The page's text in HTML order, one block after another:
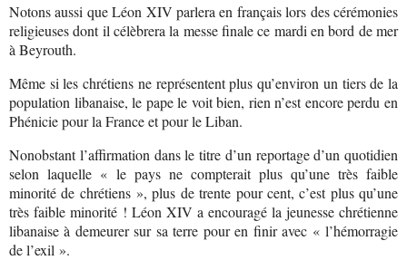
Notons aussi que Léon XIV parlera en français lors des cérémonies
religieuses dont il célèbrera la messe finale ce mardi en bord de mer
à Beyrouth.
Même si les chrétiens ne représentent plus qu’environ un tiers de la
population libanaise, le pape le voit bien, rien n’est encore perdu en
Phénicie pour la France et pour le Liban.
Nonobstant l’affirmation dans le titre d’un reportage d’un quotidien
selon laquelle « le pays ne compterait plus qu’une très faible
minorité de chrétiens », plus de trente pour cent, c’est plus qu’une
très faible minorité ! Léon XIV a encouragé la jeunesse chrétienne
libanaise à demeurer sur sa terre pour en finir avec « l’hémorragie
de l’exil ».